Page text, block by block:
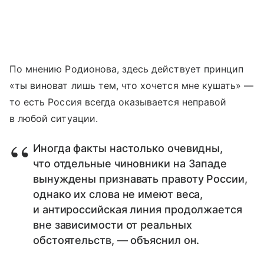
По мнению Родионова, здесь действует принцип
«ты виноват лишь тем, что хочется мне кушать» —
то есть Россия всегда оказывается неправой
в любой ситуации.
Иногда факты настолько очевидны,
что отдельные чиновники на Западе
вынуждены признавать правоту России,
однако их слова не имеют веса,
и антироссийская линия продолжается
вне зависимости от реальных
обстоятельств, — объяснил он.